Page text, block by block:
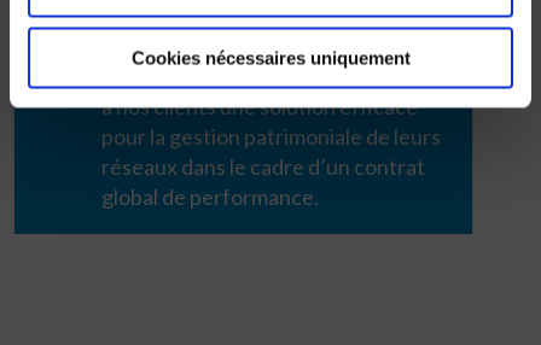
Cookies nécessaires uniquement
Avec CANASCAN®, le mot
anticipation prend tout son sens.
Avec CANASCAN®, nous apportons
à nos clients une solution efficace
pour la gestion patrimoniale de leurs
réseaux dans le cadre d’un contrat
global de performance.